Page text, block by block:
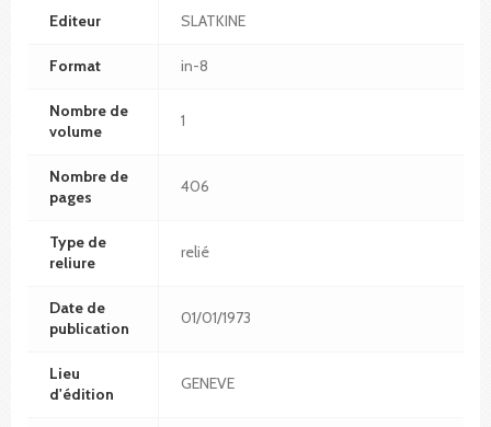
Editeur SLATKINE
Format in-8
Nombre de
volume
1
Nombre de
pages
406
Type de
reliure
relié
Date de
publication
01/01/1973
Lieu
d'édition
GENEVE